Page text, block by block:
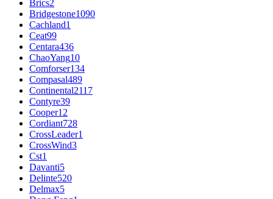
Brics2
Bridgestone1090
Cachland1
Ceat99
Centara436
ChaoYang10
Comforser134
Compasal489
Continental2117
Contyre39
Cooper12
Cordiant728
CrossLeader1
CrossWind3
Cst1
Davanti5
Delinte520
Delmax5